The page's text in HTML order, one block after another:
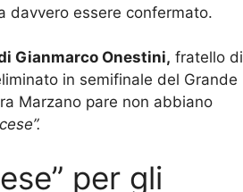
davvero essere confermato.
Gianmarco Onestini, fratello di
in semifinale del Grande
Marzano pare non abbiano
per gli